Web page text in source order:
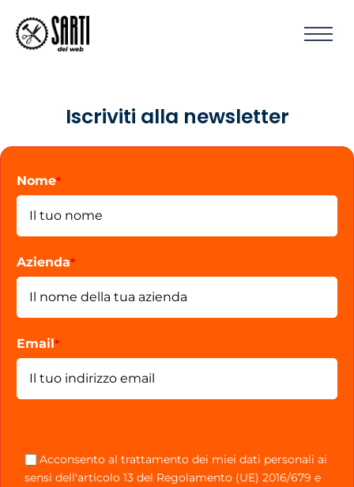
Iscriviti alla newsletter
Nome*
Azienda*
Email*
Acconsento al trattamento dei miei dati personali ai
sensi dell'articolo 13 del Regolamento (UE) 2016/679 e